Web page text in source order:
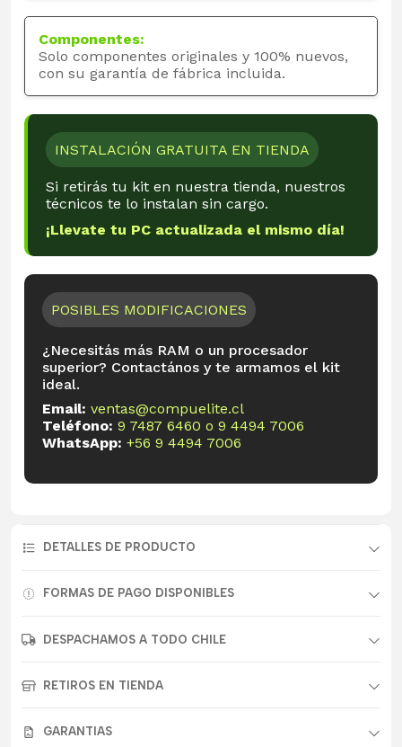
Componentes:
Solo componentes originales y 100% nuevos,
con su garantía de fábrica incluida.
INSTALACIÓN GRATUITA EN TIENDA
Si retirás tu kit en nuestra tienda, nuestros
técnicos te lo instalan sin cargo.
¡Llevate tu PC actualizada el mismo día!
POSIBLES MODIFICACIONES
¿Necesitás más RAM o un procesador
superior? Contactános y te armamos el kit
ideal.
Email: ventas@compuelite.cl
Teléfono: 9 7487 6460 o 9 4494 7006
WhatsApp: +56 9 4494 7006
DETALLES DE PRODUCTO
FORMAS DE PAGO DISPONIBLES
DESPACHAMOS A TODO CHILE
RETIROS EN TIENDA
GARANTIAS